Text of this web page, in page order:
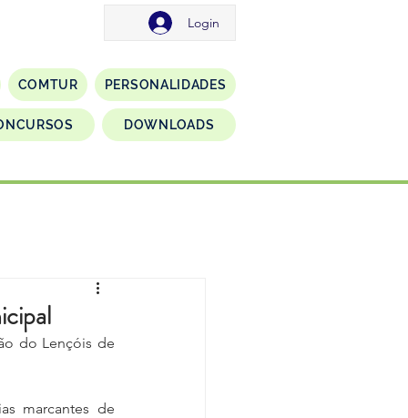
COMTUR PERSONALIDADES
DOWNLOADS
Login
do Lençóis de
marcantes de